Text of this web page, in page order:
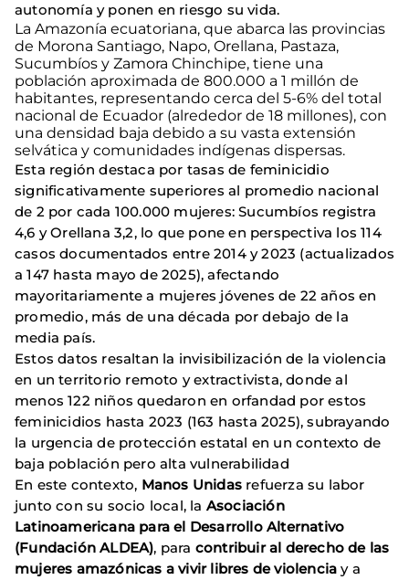
autonomía y ponen en riesgo su vida.
La Amazonía ecuatoriana, que abarca las provincias
de Morona Santiago, Napo, Orellana, Pastaza,
Sucumbíos y Zamora Chinchipe, tiene una
población aproximada de 800.000 a 1 millón de
habitantes, representando cerca del 5-6% del total
nacional de Ecuador (alrededor de 18 millones), con
una densidad baja debido a su vasta extensión
selvática y comunidades indígenas dispersas.
Esta región destaca por tasas de feminicidio
significativamente superiores al promedio nacional
de 2 por cada 100.000 mujeres: Sucumbíos registra
4,6 y Orellana 3,2, lo que pone en perspectiva los 114
casos documentados entre 2014 y 2023 (actualizados
a 147 hasta mayo de 2025), afectando
mayoritariamente a mujeres jóvenes de 22 años en
promedio, más de una década por debajo de la
media país.
Estos datos resaltan la invisibilización de la violencia
en un territorio remoto y extractivista, donde al
menos 122 niños quedaron en orfandad por estos
feminicidios hasta 2023 (163 hasta 2025), subrayando
la urgencia de protección estatal en un contexto de
baja población pero alta vulnerabilidad
En este contexto, Manos Unidas refuerza su labor
junto con su socio local, la Asociación
Latinoamericana para el Desarrollo Alternativo
(Fundación ALDEA), para contribuir al derecho de las
mujeres amazónicas a vivir libres de violencia y a